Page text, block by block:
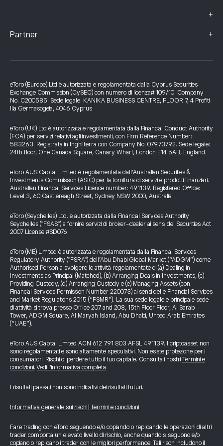
+
Partner +
eToro (Europe) Ltd è autorizzata e regolamentata dalla Cyprus Securities
Exchange Commission (CySEC) con numero di licenza# 109/10. Company
No. C200585. Sede legale: KANIKA BUSINESS CENTRE, FLOOR 7, 4 Profiti
Ilia Germasogeia, 4046 Cyprus
eToro (UK) Ltd è autorizzata e regolamentata dalla Financial Conduct Authority
(FCA) per servizi relativi agli investimenti, con Firm Reference Number:
583263. Registrata in Inghilterra con Company No. 07973792. Sede legale:
24th floor, One Canada Square, Canary Wharf, London E14 5AB, England.
eToro AUS Capital Limited è regolamentata dall’Australian Securities &
Investments Commission (ASIC) per la fornitura di servizi e prodotti finanziari.
Australian Financial Services Licence number: 491139. Registered Office:
Level 3, 60 Castlereagh Street, Sydney NSW 2000, Australia
eToro (Seychelles) Ltd. è autorizzata dalla Financial Services Authority
Seychelles ("FSAS") a fornire servizi di broker-dealer ai sensi del Securities Act
2007 License #SD076
eToro (ME) Limited è autorizzata e regolamentata dalla Financial Services
Regulatory Authority ("FSRA") dell’Abu Dhabi Global Market (“ADGM”) come
Authorised Person a svolgere le attività regolamentate di (a) Dealing in
Investments as Principal (Matched), (b) Arranging Deals in Investments, (c)
Providing Custody, (d) Arranging Custody e (e) Managing Assets (con
Financial Services Permission Number 220073) ai sensi delle Financial Services
and Market Regulations 2015 (“FSMR”). La sua sede legale e principale sede
di attività si trova presso Office 207 and 208, 15th Floor Floor, Al Sarab
Tower, ADGM Square, Al Maryah Island, Abu Dhabi, United Arab Emirates
(“UAE”).
eToro AUS Capital Limited ACN 612 791 803 AFSL 491139. I criptoasset non
sono regolamentati e sono altamente speculativi. Non esiste protezione per i
consumatori. Rischi di perdere tutto il tuo capitale. Consulta i nostri Termini e
condizioni.Vedi l’informativa completa
I risultati passati non sono indicativi dei risultati futuri.
Informativa generale sui rischi Termini e condizioni
Fare trading con eToro seguendo e/o copiando o replicando le operazioni di altri
trader comporta un elevato livello di rischio, anche quando si seguono e/o
copiano o replicano i trader con le migliori performance. Tali rischi includono il